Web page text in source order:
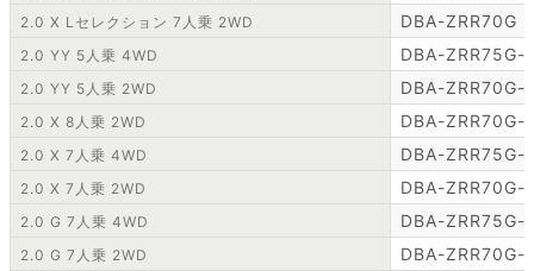
2.0 X Lセレクション 7人乗 2WD DBA-ZRR70G
2.0 YY 5人乗 4WD DBA-ZRR75G-
2.0 YY 5人乗 2WD DBA-ZRR70G-
2.0 X 8人乗 2WD DBA-ZRR70G-
2.0 X 7人乗 4WD DBA-ZRR75G-
2.0 X 7人乗 2WD DBA-ZRR70G-
2.0 G 7人乗 4WD DBA-ZRR75G-
2.0 G 7人乗 2WD DBA-ZRR70G-